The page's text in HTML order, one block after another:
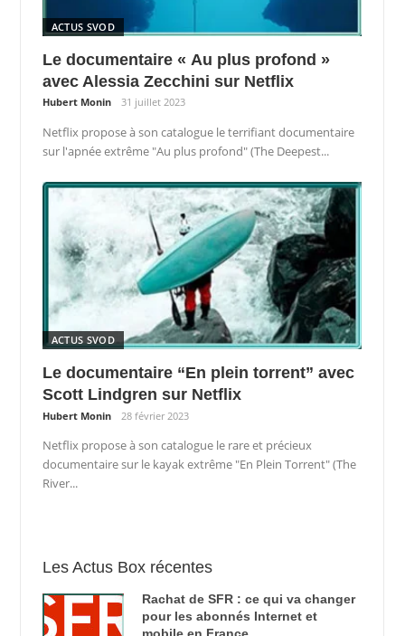
ACTUS SVOD
Le documentaire « Au plus profond »
avec Alessia Zecchini sur Netflix
Hubert Monin 31 juillet 2023
Netflix propose à son catalogue le terrifiant documentaire
sur l'apnée extrême "Au plus profond" (The Deepest...
ACTUS SVOD
Le documentaire “En plein torrent” avec
Scott Lindgren sur Netflix
Hubert Monin 28 février 2023
Netflix propose à son catalogue le rare et précieux
documentaire sur le kayak extrême "En Plein Torrent" (The
River...
Les Actus Box récentes
Rachat de SFR : ce qui va changer
pour les abonnés Internet et